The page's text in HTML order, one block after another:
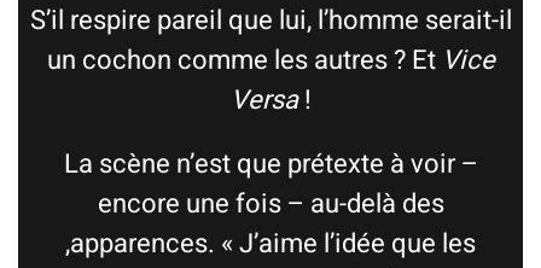
S’il respire pareil que lui, l’homme serait-il
un cochon comme les autres ? Et Vice
Versa!
La scène n’est que prétexte à voir –
encore une fois – au-delà des
,apparences. « J’aime l’idée que les